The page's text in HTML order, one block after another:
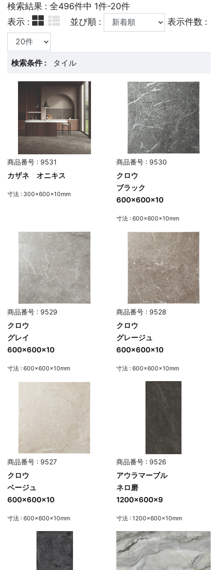
検索結果 : 全496件中 1件-20件
表示 :
並び順 : 表示件数 :
検索条件 : タイル
商品番号 : 9531
カザネ オニキス
寸法 : 300×600×10mm
商品番号 : 9530
クロウ
ブラック
600×600×10
寸法 : 600×600×10mm
商品番号 : 9529
クロウ
グレイ
600×600×10
寸法 : 600×600×10mm
商品番号 : 9528
クロウ
グレージュ
600×600×10
寸法 : 600×600×10mm
商品番号 : 9527
クロウ
ベージュ
600×600×10
寸法 : 600×600×10mm
商品番号 : 9526
アウラマーブル
ネロ磨
1200×600×9
寸法 : 1200×600×10mm